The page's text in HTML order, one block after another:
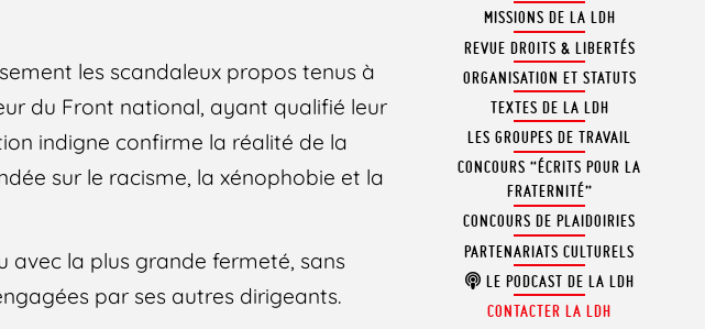
les scandaleux propos tenus à
du Front national, ayant qualifié leur
indigne confirme la réalité de la
sur le racisme, la xénophobie et la
la plus grande fermeté, sans
par ses autres dirigeants.
MISSIONS DE LA LDH
REVUE DROITS & LIBERTÉS
ORGANISATION ET STATUTS
TEXTES DE LA LDH
LES GROUPES DE TRAVAIL
CONCOURS “ÉCRITS POUR LA
FRATERNITÉ”
CONCOURS DE PLAIDOIRIES
PARTENARIATS CULTURELS
LE PODCAST DE LA LDH
CONTACTER LA LDH